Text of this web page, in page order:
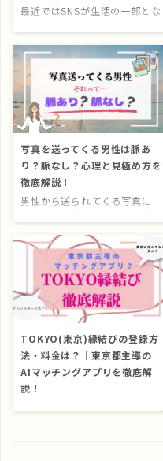
最近ではSNSが生活の一部とな
「Instagram」は特に人気で
す。 しかし、インスタをやっ
ていない男性も一定数存在しま
す。 「何考えてるんだろう…」
と不安になる方もいらっしゃる
のではないでしょうか。 今回
は、その背景にある理由や、
「インスタやってない男」が放
つ魅力について、徹底的に解説
していきます！ こんな方にお
すすめ インスタをやらない男
SNSをしない生活スタイルに興
味がある人 インスタをしてい
ない男性に惹かれる理由を探し
ている人 インスタやってない
...
写真を送ってくる男性は脈あ
り？脈なし？心理と見極め方を
徹底解説！
男性から送られてくる写真に
れていることもあります。 一
方で、単なる日常の共有や自己
満足の場合も。 本記事では、
写真を送ってくる男性の心理
や、脈あり・脈なしの判断基準
を詳しく解説します。 恋愛の
悩みを解消し、正しい対応がで
きるようサポートします！ こ
んな方におすすめ 写真を送っ
てくる男性の気持ちを知りたい
人 脈あり・脈なしを正確に判
TOKYO(東京)縁結びの登録方
法・料金は？｜東京都主導の
AIマッチングアプリを徹底解
説！